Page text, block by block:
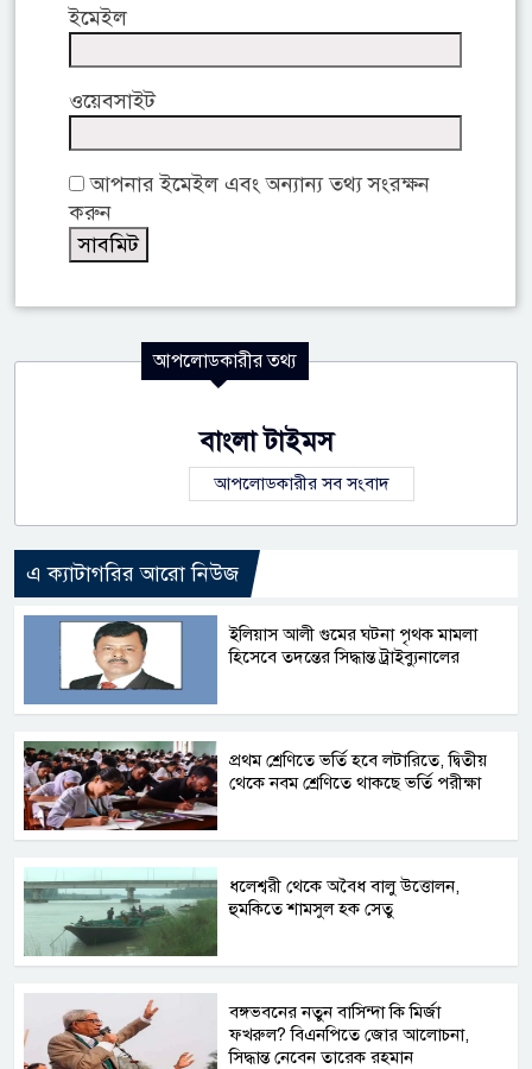
ইমেইল
ওয়েবসাইট
আপনার ইমেইল এবং অন্যান্য তথ্য সংরক্ষন
করুন
আপলোডকারীর তথ্য
বাংলা টাইমস
আপলোডকারীর সব সংবাদ
এ ক্যাটাগরির আরো নিউজ
ইলিয়াস আলী গুমের ঘটনা পৃথক মামলা
হিসেবে তদন্তের সিদ্ধান্ত ট্রাইব্যুনালের
প্রথম শ্রেণিতে ভর্তি হবে লটারিতে, দ্বিতীয়
থেকে নবম শ্রেণিতে থাকছে ভর্তি পরীক্ষা
ধলেশ্বরী থেকে অবৈধ বালু উত্তোলন,
হুমকিতে শামসুল হক সেতু
বঙ্গভবনের নতুন বাসিন্দা কি মির্জা
ফখরুল? বিএনপিতে জোর আলোচনা,
সিদ্ধান্ত নেবেন তারেক রহমান